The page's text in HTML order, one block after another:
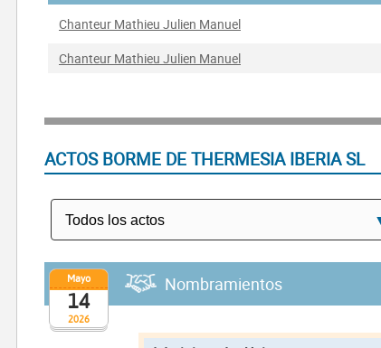
Chanteur Mathieu Julien Manuel
Chanteur Mathieu Julien Manuel
ACTOS BORME DE THERMESIA IBERIA SL
2026
Mayo
14
Nombramientos